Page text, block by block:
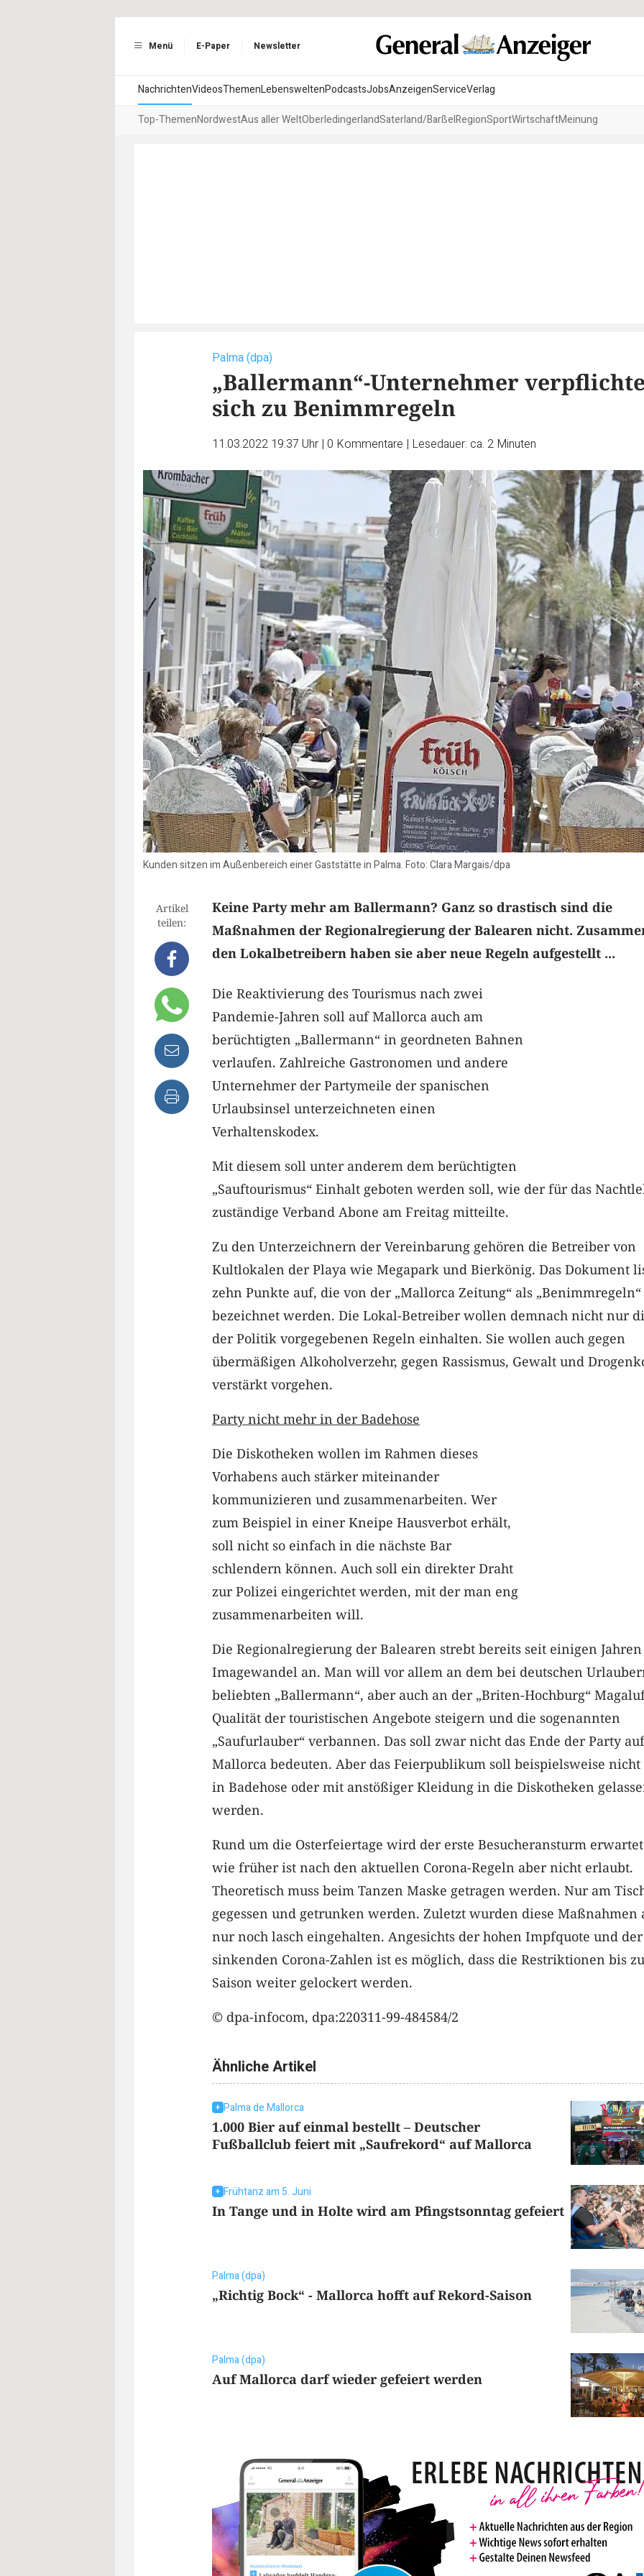
Menü E-Paper Newsletter
NachrichtenVideosThemenLebensweltenPodcastsJobsAnzeigenServiceVerlag
Top-ThemenNordwestAus aller WeltOberledingerlandSaterland/BarßelRegionSportWirtschaftMeinung
Palma (dpa)
„Ballermann“-Unternehmer
sich zu Benimmregeln
11.03.2022 19:37 Uhr | 0 Kommentare | Lesedauer: ca. 2 Minuten
Kunden sitzen im Außenbereich einer Gaststätte in Palma. Foto: Clara Margais/dpa
Artikel
teilen:
Keine Party mehr am Ballermann? Ganz so drastisch sind die
Maßnahmen der Regionalregierung der Balearen nicht.
den Lokalbetreibern haben sie aber neue Regeln aufgestellt ...
Die Reaktivierung des Tourismus nach zwei
Pandemie-Jahren soll auf Mallorca auch am
berüchtigten „Ballermann“ in geordneten Bahnen
verlaufen. Zahlreiche Gastronomen und andere
Unternehmer der Partymeile der spanischen
Urlaubsinsel unterzeichneten einen
Verhaltenskodex.
Mit diesem soll unter anderem dem berüchtigten
„Sauftourismus“ Einhalt geboten werden soll, wie der für das
zuständige Verband Abone am Freitag mitteilte.
Zu den Unterzeichnern der Vereinbarung gehören die Betreiber von
Kultlokalen der Playa wie Megapark und Bierkönig. Das Dokument
zehn Punkte auf, die von der „Mallorca Zeitung“ als „Benimmregeln“
bezeichnet werden. Die Lokal-Betreiber wollen demnach nicht nur
der Politik vorgegebenen Regeln einhalten. Sie wollen auch gegen
übermäßigen Alkoholverzehr, gegen Rassismus, Gewalt und
verstärkt vorgehen.
Party nicht mehr in der Badehose
Die Diskotheken wollen im Rahmen dieses
Vorhabens auch stärker miteinander
kommunizieren und zusammenarbeiten. Wer
zum Beispiel in einer Kneipe Hausverbot erhält,
soll nicht so einfach in die nächste Bar
schlendern können. Auch soll ein direkter Draht
zur Polizei eingerichtet werden, mit der man eng
zusammenarbeiten will.
Die Regionalregierung der Balearen strebt bereits seit einigen
Imagewandel an. Man will vor allem an dem bei deutschen
beliebten „Ballermann“, aber auch an der „Briten-Hochburg“
Qualität der touristischen Angebote steigern und die sogenannten
„Saufurlauber“ verbannen. Das soll zwar nicht das Ende der Party auf
Mallorca bedeuten. Aber das Feierpublikum soll beispielsweise
in Badehose oder mit anstößiger Kleidung in die Diskotheken
werden.
Rund um die Osterfeiertage wird der erste Besucheransturm
wie früher ist nach den aktuellen Corona-Regeln aber nicht erlaubt.
Theoretisch muss beim Tanzen Maske getragen werden. Nur am
gegessen und getrunken werden. Zuletzt wurden diese Maßnahmen
nur noch lasch eingehalten. Angesichts der hohen Impfquote und der
sinkenden Corona-Zahlen ist es möglich, dass die Restriktionen bis
Saison weiter gelockert werden.
© dpa-infocom, dpa:220311-99-484584/2
Ähnliche Artikel
Palma de Mallorca
1.000 Bier auf einmal bestellt – Deutscher
Fußballclub feiert mit „Saufrekord“ auf Mallorca
Frühtanz am 5. Juni
In Tange und in Holte wird am Pfingstsonntag gefeiert
Palma (dpa)
„Richtig Bock“ - Mallorca hofft auf Rekord-Saison
Palma (dpa)
Auf Mallorca darf wieder gefeiert werden